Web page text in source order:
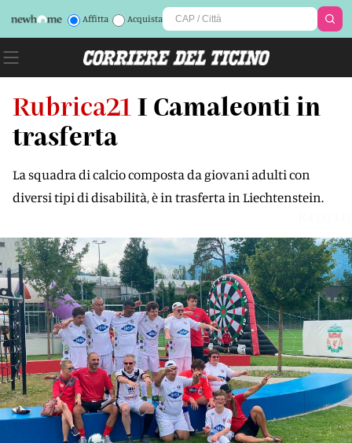
Affitta Acquista
Rubrica21 I Camaleonti in
trasferta
La squadra di calcio composta da giovani adulti con
diversi tipi di disabilità, è in trasferta in Liechtenstein.